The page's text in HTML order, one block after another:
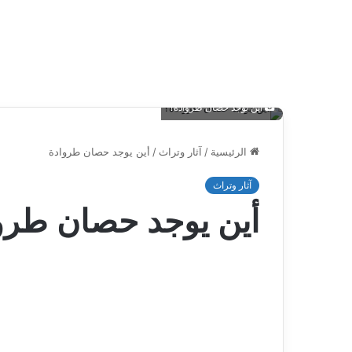
أين يوجد حصان طروادة؟
الرئيسية / آثار وتراث / أين يوجد حصان طروادة
آثار وتراث
أين يوجد حصان